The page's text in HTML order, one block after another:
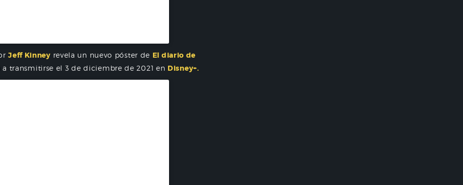
Jeff Kinney revela un nuevo póster de El diario de
a transmitirse el 3 de diciembre de 2021 en Disney+.